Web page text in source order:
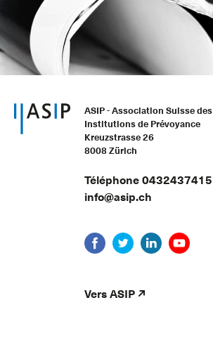
ASIP - Association Suisse des
Institutions de Prévoyance
Kreuzstrasse 26
8008 Zürich
Téléphone 0432437415
info@asip.ch
Vers ASIP